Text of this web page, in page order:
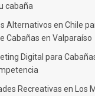
cabaña
Alternativos en Chile
Cabañas en Valparaíso
Digital para
Recreativas en Los